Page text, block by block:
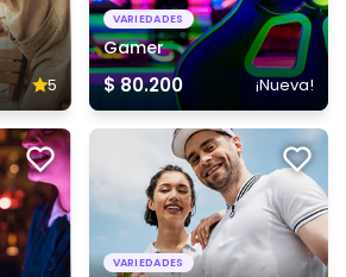
5
VARIEDADES
Gamer
$ 80.200 ¡Nueva!
VARIEDADES